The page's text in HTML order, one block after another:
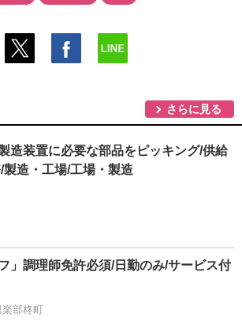
さらに見る
造装置に必要な部品をピッキング/供給
造・工場/工場・製造
」調理師免許必須/日勤のみ/サービス付
部柊町